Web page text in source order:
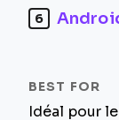
6
Idéal pour